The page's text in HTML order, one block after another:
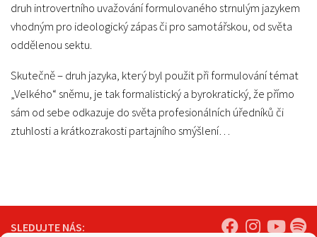
druh introvertního uvažování formulovaného strnulým jazykem
vhodným pro ideologický zápas či pro samotářskou, od světa
oddělenou sektu.
Skutečně – druh jazyka, který byl použit při formulování témat
„Velkého“ sněmu, je tak formalistický a byrokratický, že přímo
sám od sebe odkazuje do světa profesionálních úředníků či
ztuhlosti a krátkozrakosti partajního smýšlení…
SLEDUJTE NÁS: